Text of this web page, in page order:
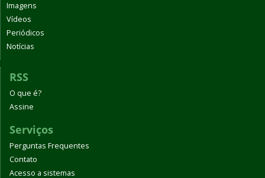
Imagens
Vídeos
Periódicos
Notícias
RSS
O que é?
Assine
Serviços
Perguntas Frequentes
Contato
Acesso a sistemas